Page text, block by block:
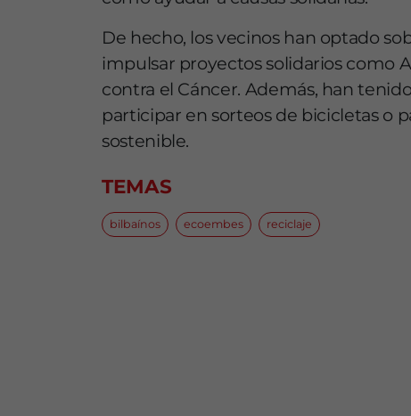
De hecho, los vecinos han optado
impulsar proyectos solidarios como
contra el Cáncer. Además, han
participar en sorteos de bicicletas o
sostenible.
TEMAS
bilbaínos ecoembes reciclaje